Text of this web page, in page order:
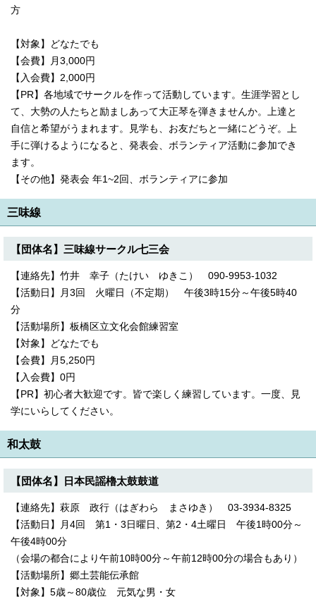
方
【対象】どなたでも
【会費】月3,000円
【入会費】2,000円
【PR】各地域でサークルを作って活動しています。生涯学習とし
て、大勢の人たちと励ましあって大正琴を弾きませんか。上達と
自信と希望がうまれます。見学も、お友だちと一緒にどうぞ。上
手に弾けるようになると、発表会、ボランティア活動に参加でき
ます。
【その他】発表会 年1~2回、ボランティアに参加
三味線
【団体名】三味線サークル七三会
【連絡先】竹井 幸子（たけい ゆきこ） 090-9953-1032
【活動日】月3回 火曜日（不定期） 午後3時15分～午後5時40
分
【活動場所】板橋区立文化会館練習室
【対象】どなたでも
【会費】月5,250円
【入会費】0円
【PR】初心者大歓迎です。皆で楽しく練習しています。一度、見
学にいらしてください。
和太鼓
【団体名】日本民謡櫓太鼓鼓道
【連絡先】萩原 政行（はぎわら まさゆき） 03-3934-8325
【活動日】月4回 第1・3日曜日、第2・4土曜日 午後1時00分～
午後4時00分
（会場の都合により午前10時00分～午前12時00分の場合もあり）
【活動場所】郷土芸能伝承館
【対象】5歳～80歳位 元気な男・女